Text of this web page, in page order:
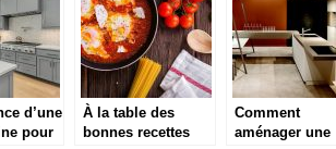
d’une
pour
À la table des
bonnes recettes
Comment
aménager une